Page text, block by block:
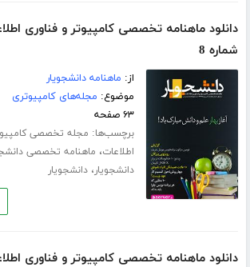
دانلود ماهنامه تخصصی کامپیوتر و فناوری
شماره 8
از: ماهنامه دانشجویار
موضوع: مجله‌های کامپیوتری
۶۳ صفحه
برچسب‌ها: مجله تخصصی
اطلاعات، ماهنامه تخصصی
دانشجویار،دانشجویار
دانلود ماهنامه تخصصی کامپیوتر و فناوری